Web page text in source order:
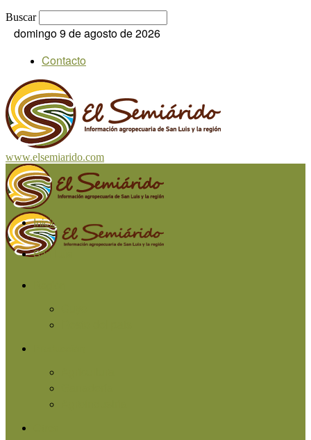
Buscar
domingo 9 de agosto de 2026
Contacto
www.elsemiarido.com
Inicio
San Luis